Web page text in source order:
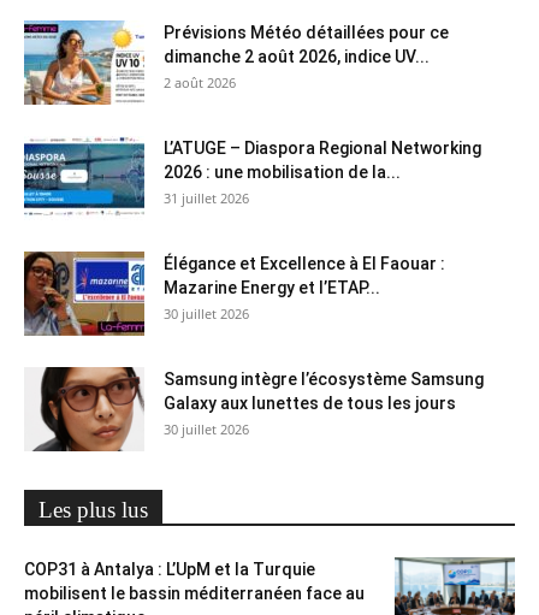
Prévisions Météo détaillées pour ce
dimanche 2 août 2026, indice UV...
2 août 2026
L’ATUGE – Diaspora Regional Networking
2026 : une mobilisation de la...
31 juillet 2026
Élégance et Excellence à El Faouar :
Mazarine Energy et l’ETAP...
30 juillet 2026
Samsung intègre l’écosystème Samsung
Galaxy aux lunettes de tous les jours
30 juillet 2026
Les plus lus
COP31 à Antalya : L’UpM et la Turquie
mobilisent le bassin méditerranéen face au